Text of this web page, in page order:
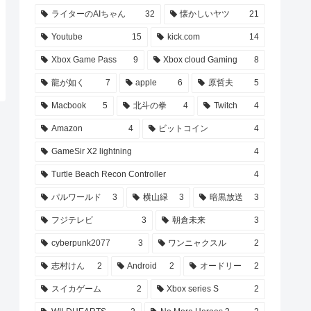
ライターのAIちゃん 32 懐かしいヤツ 21
Youtube 15 kick.com 14
Xbox Game Pass 9 Xbox cloud Gaming 8
龍が如く 7 apple 6 原哲夫 5
Macbook 5 北斗の拳 4 Twitch 4
Amazon 4 ビットコイン 4
GameSir X2 lightning 4
Turtle Beach Recon Controller 4
パルワールド 3 横山緑 3 暗黒放送 3
フジテレビ 3 朝倉未来 3
cyberpunk2077 3 ワンニャクスル 2
志村けん 2 Android 2 オードリー 2
スイカゲーム 2 Xbox series S 2